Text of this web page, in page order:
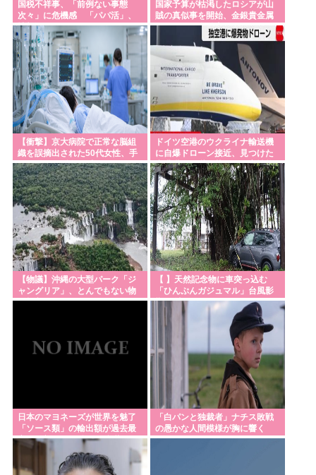
人男性と結婚した日本人女性（31）に”誹謗中傷”殺
到
中国ガチでブチ切れてる模様、レアアース高市🇯🇵
への輸出50%減トランプ🇺🇸への輸出も3割減
「教職員の働き方改革は大事だが」吉村知事が危機
感 学力テスト結果が全教科で「平均以下」
【広島】廿日市の中学野球部員死亡事故 書類送検の
医師、別人のCT画像で診察した疑い 頭部出血に気づ
かなかった可能性
悪夢の民主党政権、移民の数を減らしていた事が判
明www
「竣工1年半」韓国・仁川の新築マンションで外壁テ
ラスが落下
国税不祥事、「前例ない事態
次々」に危機感 「パパ活」、
情報漏えいも
国家予算が枯渇したロシアが山
賊の真似事を開始、金銀貴金属
じゃなくて自動車とかってとこ
ろがリアリティあ
【衝撃】京大病院で正常な脳組
織を誤摘出された50代女性、手
足も動かせず自発呼吸もできな
い重篤状態に…
ドイツ空港のウクライナ輸送機
に自爆ドローン接近、見つけた
空港職員が蹴り落とす…高性能
プラスチック爆弾
【物議】沖縄の大型パーク「ジ
ャングリア」、とんでもない物
を投入してしまう！！！！！
【 】天然記念物に車突っ込む
「ひんぷんガジュマル」台風影
響か 沖縄
日本のマヨネーズが世界を魅了
「ソース類」の輸出額が過去最
高を更新 人気の裏には卵黄のコ
ク アメリカでは”日本風”が誕生
「白パンと独裁者」ナチス敗戦
の愚かな人間模様が胸に響く